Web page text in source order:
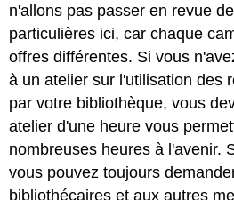
n'allons pas passer en revue
particulières ici, car chaque
offres différentes. Si vous
à un atelier sur l'utilisation des
par votre bibliothèque, vous
atelier d'une heure vous
nombreuses heures à l'avenir.
vous pouvez toujours
bibliothécaires et aux autres